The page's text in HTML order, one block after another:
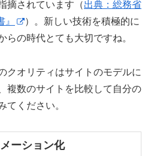
摘されています（出典：総務省
）。新しい技術を積極的に
らの時代とても大切ですね。
クオリティはサイトのモデルに
複数のサイトを比較して自分の
てください。
ーション化